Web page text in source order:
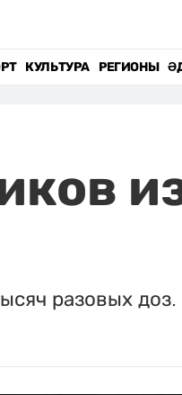
КУЛЬТУРА РЕГИОНЫ
разовых доз.